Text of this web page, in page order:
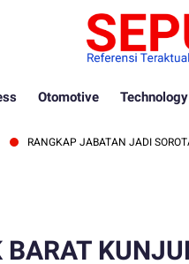
Otomotive Technology
RANGKAP JABATAN JADI SOROTAN,
BARAT